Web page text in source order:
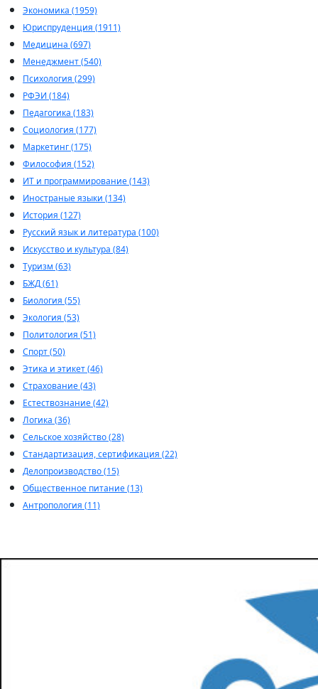
Экономика (1959)
Юриспруденция (1911)
Медицина (697)
Менеджмент (540)
Психология (299)
РФЭИ (184)
Педагогика (183)
Социология (177)
Маркетинг (175)
Философия (152)
ИТ и программирование (143)
Иностраные языки (134)
История (127)
Русский язык и литература (100)
Искусство и культура (84)
Туризм (63)
БЖД (61)
Биология (55)
Экология (53)
Политология (51)
Спорт (50)
Этика и этикет (46)
Страхование (43)
Естествознание (42)
Логика (36)
Сельское хозяйство (28)
Стандартизация, сертификация (22)
Делопроизводство (15)
Общественное питание (13)
Антропология (11)